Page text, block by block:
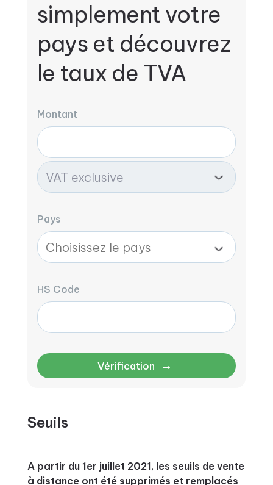
simplement votre
pays et découvrez
le taux de TVA
Montant
Pays
HS Code
Vérification →
Seuils
A partir du 1er juillet 2021, les seuils de vente
à distance ont été supprimés et remplacés